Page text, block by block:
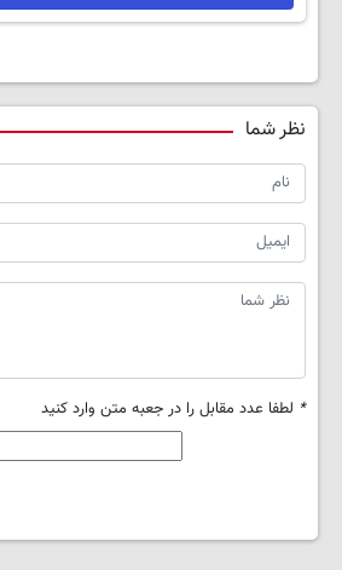
نظر شما
* لطفا عدد مقابل را در جعبه متن وارد کنید